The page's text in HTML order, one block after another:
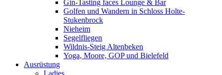
Gin-Tasting faces Lounge & Bar
Golfen und Wandern in Schloss Holte-
Stukenbrock
Nieheim
Segelfliegen
Wildnis-Steig Altenbeken
Yoga, Moore, GOP und Bielefeld
Ausrüstung
Ladies